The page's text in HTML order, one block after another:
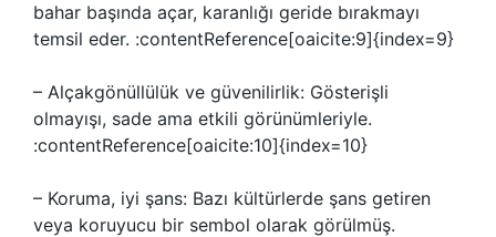
bahar başında açar, karanlığı geride bırakmayı
temsil eder. :contentReference[oaicite:9]{index=9}
– Alçakgönüllülük ve güvenilirlik: Gösterişli
olmayışı, sade ama etkili görünümleriyle.
:contentReference[oaicite:10]{index=10}
– Koruma, iyi şans: Bazı kültürlerde şans getiren
veya koruyucu bir sembol olarak görülmüş.